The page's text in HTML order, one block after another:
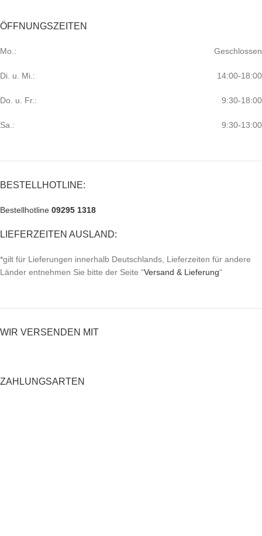
ÖFFNUNGSZEITEN
Mo.: Geschlossen
Di. u. Mi.: 14:00-18:00
Do. u. Fr.: 9:30-18:00
Sa.: 9:30-13:00
BESTELLHOTLINE:
Bestellhotline 09295 1318
LIEFERZEITEN AUSLAND:
*gilt für Lieferungen innerhalb Deutschlands, Lieferzeiten für andere
Länder entnehmen Sie bitte der Seite “Versand & Lieferung“
WIR VERSENDEN MIT
ZAHLUNGSARTEN